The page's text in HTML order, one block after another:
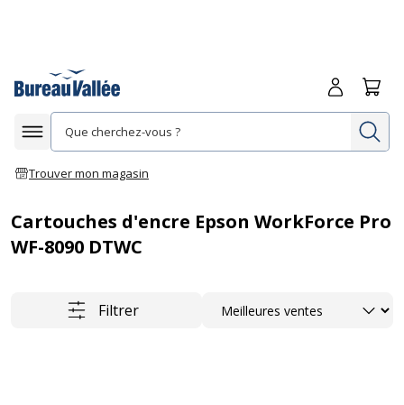
Afficher la navigation
Trouver mon magasin
Me
Cartouches d'encre Epson WorkForce Pro
WF-8090 DTWC
Filtrer Trier